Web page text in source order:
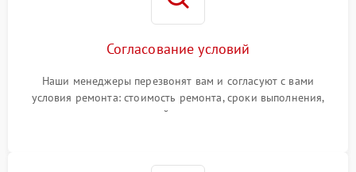
Согласование условий
Наши менеджеры перезвонят вам и согласуют с вами
условия ремонта: стоимость ремонта, сроки выполнения,
гарантийные условия